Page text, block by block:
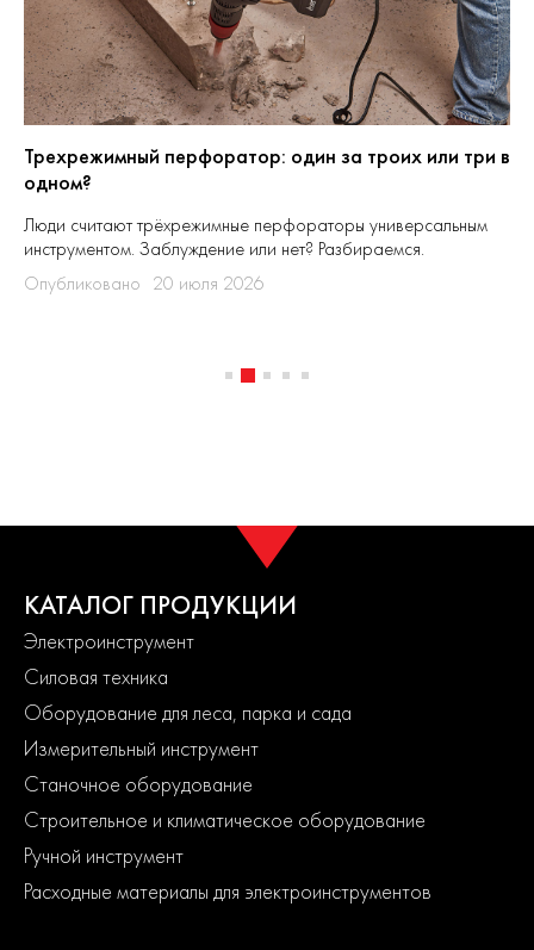
Трехрежимный перфоратор: один за троих или три в
одном?
Люди считают трёхрежимные перфораторы универсальным
инструментом. Заблуждение или нет? Разбираемся.
Опубликовано 20 июля 2026
КАТАЛОГ ПРОДУКЦИИ
Электроинструмент
Силовая техника
Оборудование для леса, парка и сада
Измерительный инструмент
Станочное оборудование
Строительное и климатическое оборудование
Ручной инструмент
Расходные материалы для электроинструментов